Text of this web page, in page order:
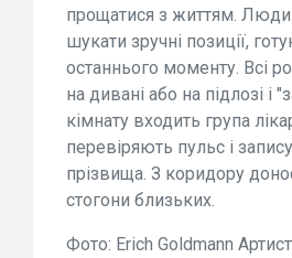
прощатися з життям.
шукати зручні позиції,
останнього моменту. Всі
на дивані або на підлозі і
кімнату входить група
перевіряють пульс і
прізвища. З коридору
стогони близьких.
Фото: Erich Goldmann